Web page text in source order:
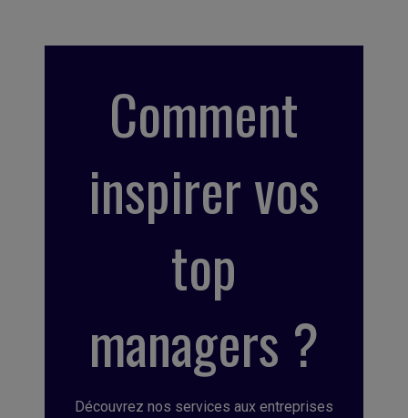
Comment
inspirer vos
top
managers ?
Découvrez nos services aux entreprises